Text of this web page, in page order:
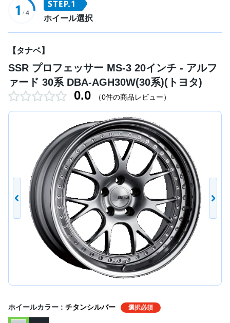
ホイール選択
【タナベ】
SSR プロフェッサー MS-3 20インチ - アルフ
ァード 30系 DBA-AGH30W(30系)(トヨタ)
0.0 （0件の商品レビュー）
ホイールカラー : チタンシルバー 選択必須